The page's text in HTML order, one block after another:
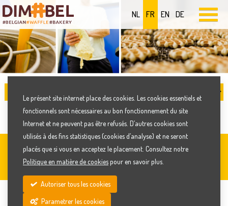
NL FR EN DE
HISTOIRE
HISTOIRE PHILOSOPHIE
Le présent site internet place des cookies. Les cookies essentiels et
fonctionnels sont nécessaires au bon fonctionnement du site
Internet et ne peuvent pas être refusés. D’autres cookies sont
utilisés à des fins statistiques (cookies d’analyse) et ne seront
placés que si vous en acceptez le placement. Consultez notre
Politique en matière de cookiespour en savoir plus.
Autoriser tous les cookies
Parametrer les cookies